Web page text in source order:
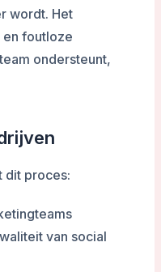
wordt. Het
en foutloze
ondersteunt,
dit proces:
van social